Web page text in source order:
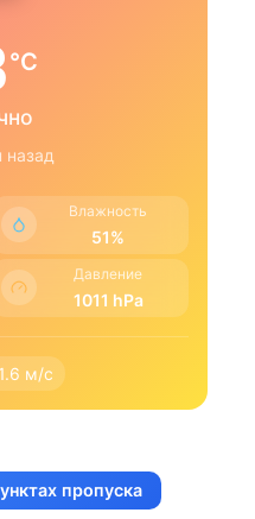
°C
назад
Влажность
51%
Давление
1011 hPa
1.6 м/с
пропуска